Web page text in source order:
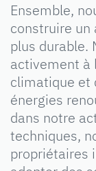
Ensemble,
construire un
plus durable.
activement à
climatique et
énergies
dans notre
techniques,
propriétaires